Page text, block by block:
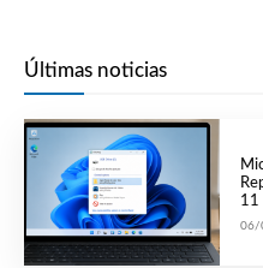
Últimas noticias
11
06/